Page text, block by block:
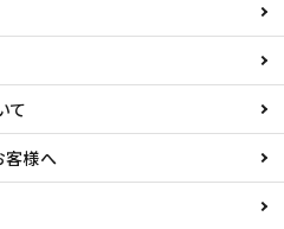
て
客様へ